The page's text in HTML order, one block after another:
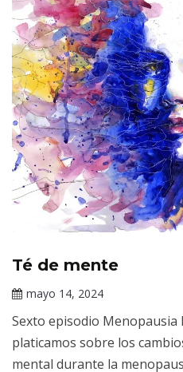
Podcasts
Té de
Mente:
Temporada
2
Té de mente
mayo 14, 2024
Gallardo
Sexto episodio Menopausia
platicamos sobre los
mental durante la